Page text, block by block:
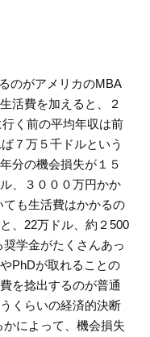
のがアメリカのMBA
活費を加えると、２
く前の平均年収は前
７万５千ドルという
分の機会損失が１５
、３０００万円かか
も生活費はかかるの
、22万ドル、約２500
学金がたくさんあっ
PhDが取れることの
を捻出するのが普通
くらいの経済的決断
によって、機会損失